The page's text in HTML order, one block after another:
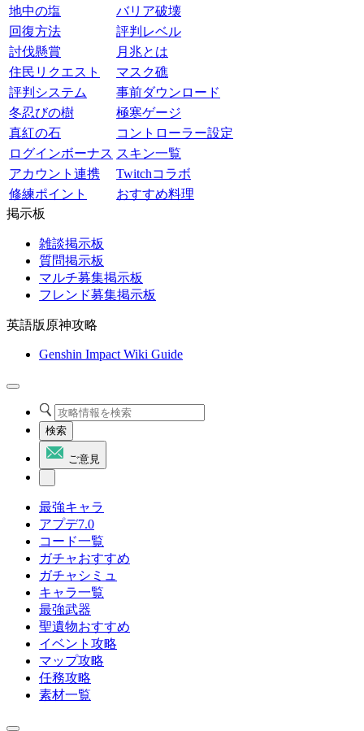
地中の塩
バリア破壊
回復方法
評判レベル
討伐懸賞
月兆とは
住民リクエスト
マスク礁
評判システム
事前ダウンロード
冬忍びの樹
極寒ゲージ
真紅の石
コントローラー設定
ログインボーナス スキン一覧
アカウント連携
Twitchコラボ
修練ポイント
おすすめ料理
掲示板
雑談掲示板
質問掲示板
マルチ募集掲示板
フレンド募集掲示板
英語版原神攻略
Genshin Impact Wiki Guide
検索
ご意見
最強キャラ
アプデ7.0
コード一覧
ガチャおすすめ
ガチャシミュ
キャラ一覧
最強武器
聖遺物おすすめ
イベント攻略
マップ攻略
任務攻略
素材一覧